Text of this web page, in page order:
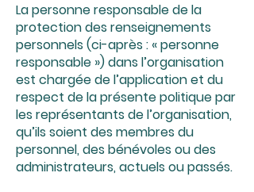
La personne responsable de la
protection des renseignements
personnels (ci-après : « personne
responsable ») dans l’organisation
est chargée de l’application et du
respect de la présente politique par
les représentants de l’organisation,
qu’ils soient des membres du
personnel, des bénévoles ou des
administrateurs, actuels ou passés.